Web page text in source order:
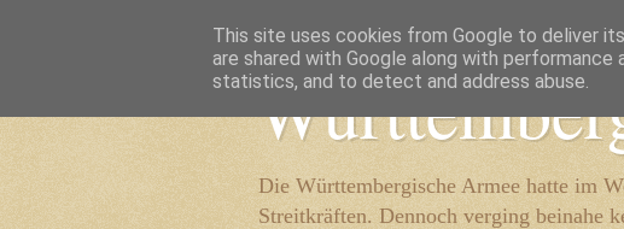
Die Württembergische Armee hatte im
Streitkräften. Dennoch verging beinahe
This site uses cookies from Google to deliver
are shared with Google along with
statistics, and to detect and address abuse.